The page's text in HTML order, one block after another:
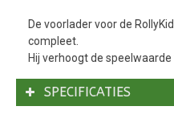
De voorlader voor de
compleet.
Hij verhoogt de
SPECIFICATIES